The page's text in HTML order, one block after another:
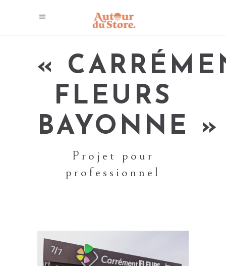
«
FLEURS
BAYONNE »
Projet pour
professionnel